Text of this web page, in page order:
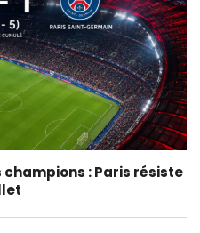
champions : Paris résiste